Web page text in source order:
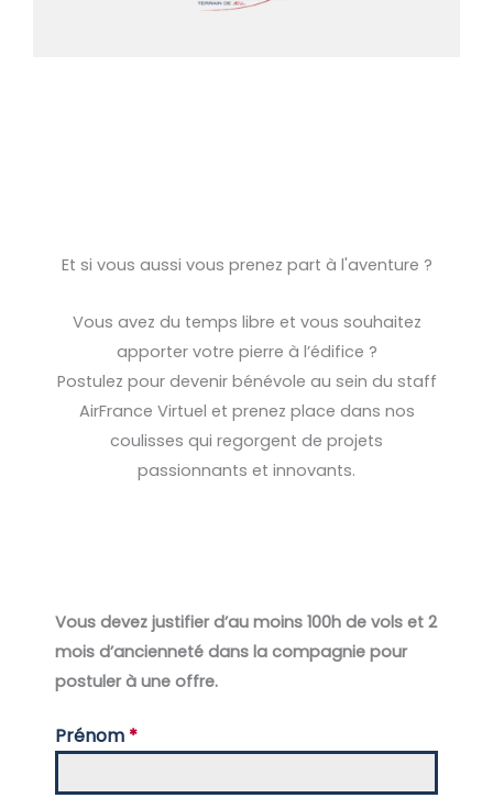
Et si vous aussi vous prenez part à l'aventure ?
Vous avez du temps libre et vous souhaitez
apporter votre pierre à l’édifice ?
Postulez pour devenir bénévole au sein du staff
AirFrance Virtuel et prenez place dans nos
coulisses qui regorgent de projets
passionnants et innovants.
Vous devez justifier d’au moins 100h de vols et 2
mois d’ancienneté dans la compagnie pour
postuler à une offre.
Prénom *